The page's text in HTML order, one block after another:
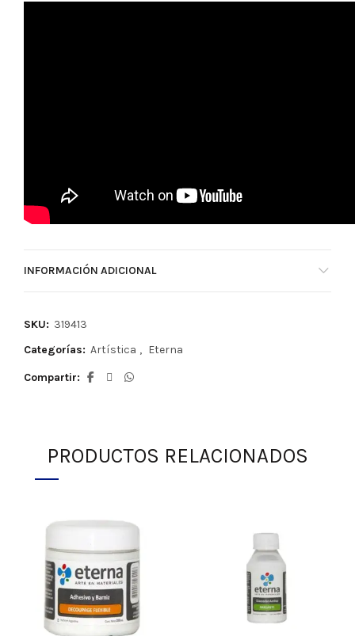
INFORMACIÓN ADICIONAL
SKU: 319413
Categorías: Artística , Eterna
Compartir
PRODUCTOS RELACIONADOS